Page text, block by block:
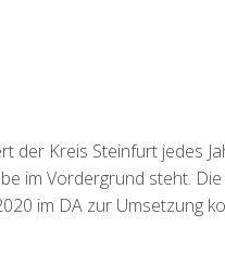
der Kreis Steinfurt jedes
im Vordergrund steht.
im DA zur Umsetzung